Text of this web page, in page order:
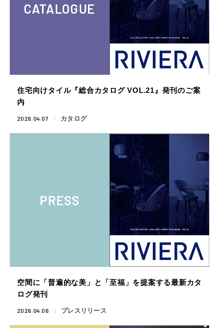
CATALOGUE
住宅向けタイル『総合カタログ VOL.21』発刊のご案
内
2026.04.07 カタログ
PRESS
空間に「普遍的な美」と「至福」を提案する最新カタ
ログ発刊
2026.04.06 プレスリリース